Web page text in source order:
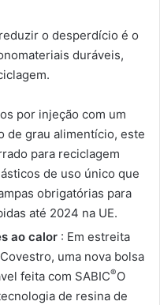
o desperdício é o
duráveis,
por injeção com um
de grau alimentício, este
para reciclagem
de uso único que
obrigatórias para
até 2024 na UE.
ao calor : Em estreita
uma nova bolsa
feita com SABIC®O
de resina de